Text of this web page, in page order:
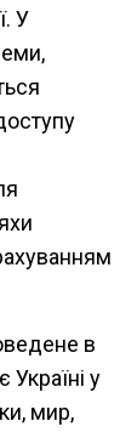
У
в
у
мир,